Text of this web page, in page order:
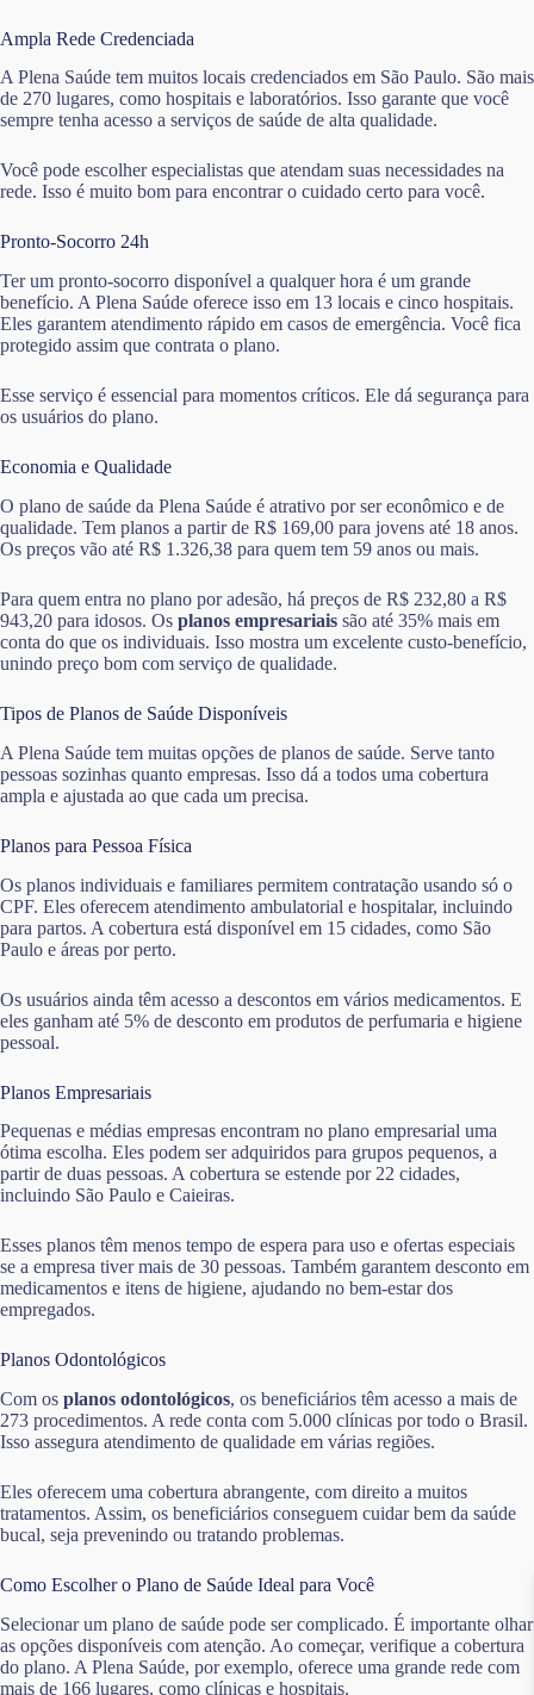
Ampla Rede Credenciada
A Plena Saúde tem muitos locais credenciados em São Paulo. São mais
de 270 lugares, como hospitais e laboratórios. Isso garante que você
sempre tenha acesso a serviços de saúde de alta qualidade.
Você pode escolher especialistas que atendam suas necessidades na
rede. Isso é muito bom para encontrar o cuidado certo para você.
Pronto-Socorro 24h
Ter um pronto-socorro disponível a qualquer hora é um grande
benefício. A Plena Saúde oferece isso em 13 locais e cinco hospitais.
Eles garantem atendimento rápido em casos de emergência. Você fica
protegido assim que contrata o plano.
Esse serviço é essencial para momentos críticos. Ele dá segurança para
os usuários do plano.
Economia e Qualidade
O plano de saúde da Plena Saúde é atrativo por ser econômico e de
qualidade. Tem planos a partir de R$ 169,00 para jovens até 18 anos.
Os preços vão até R$ 1.326,38 para quem tem 59 anos ou mais.
Para quem entra no plano por adesão, há preços de R$ 232,80 a R$
943,20 para idosos. Os planos empresariais são até 35% mais em
conta do que os individuais. Isso mostra um excelente custo-benefício,
unindo preço bom com serviço de qualidade.
Tipos de Planos de Saúde Disponíveis
A Plena Saúde tem muitas opções de planos de saúde. Serve tanto
pessoas sozinhas quanto empresas. Isso dá a todos uma cobertura
ampla e ajustada ao que cada um precisa.
Planos para Pessoa Física
Os planos individuais e familiares permitem contratação usando só o
CPF. Eles oferecem atendimento ambulatorial e hospitalar, incluindo
para partos. A cobertura está disponível em 15 cidades, como São
Paulo e áreas por perto.
Os usuários ainda têm acesso a descontos em vários medicamentos. E
eles ganham até 5% de desconto em produtos de perfumaria e higiene
pessoal.
Planos Empresariais
Pequenas e médias empresas encontram no plano empresarial uma
ótima escolha. Eles podem ser adquiridos para grupos pequenos, a
partir de duas pessoas. A cobertura se estende por 22 cidades,
incluindo São Paulo e Caieiras.
Esses planos têm menos tempo de espera para uso e ofertas especiais
se a empresa tiver mais de 30 pessoas. Também garantem desconto em
medicamentos e itens de higiene, ajudando no bem-estar dos
empregados.
Planos Odontológicos
Com os planos odontológicos, os beneficiários têm acesso a mais de
273 procedimentos. A rede conta com 5.000 clínicas por todo o Brasil.
Isso assegura atendimento de qualidade em várias regiões.
Eles oferecem uma cobertura abrangente, com direito a muitos
tratamentos. Assim, os beneficiários conseguem cuidar bem da saúde
bucal, seja prevenindo ou tratando problemas.
Como Escolher o Plano de Saúde Ideal para Você
Selecionar um plano de saúde pode ser complicado. É importante olhar
as opções disponíveis com atenção. Ao começar, verifique a cobertura
do plano. A Plena Saúde, por exemplo, oferece uma grande rede com
mais de 166 lugares, como clínicas e hospitais.